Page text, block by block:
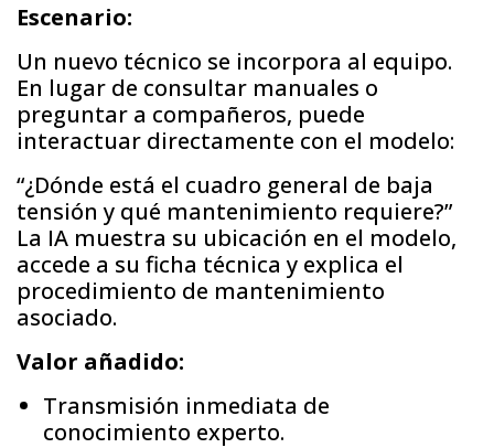
Escenario:
Un nuevo técnico se incorpora al equipo.
En lugar de consultar manuales o
preguntar a compañeros, puede
interactuar directamente con el modelo:
“¿Dónde está el cuadro general de baja
tensión y qué mantenimiento requiere?”
La IA muestra su ubicación en el modelo,
accede a su ficha técnica y explica el
procedimiento de mantenimiento
asociado.
Valor añadido:
Transmisión inmediata de
conocimiento experto.